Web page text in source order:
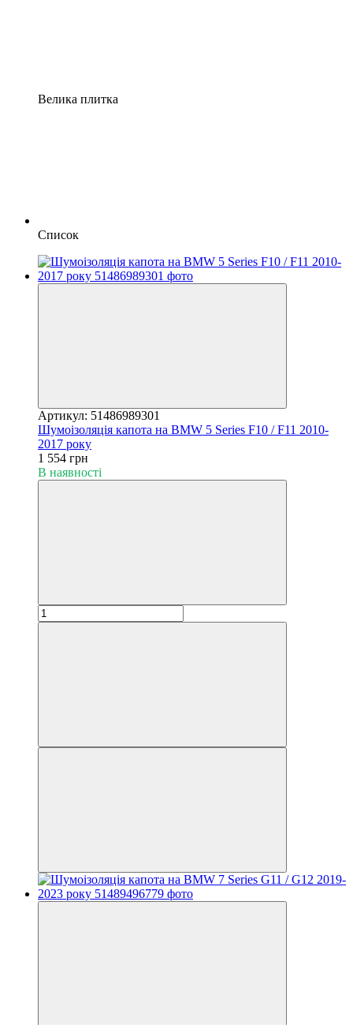
Велика плитка
Список
Артикул: 51486989301
Шумоізоляція капота на BMW 5 Series F10 / F11 2010-
2017 року
1 554 грн
В наявності